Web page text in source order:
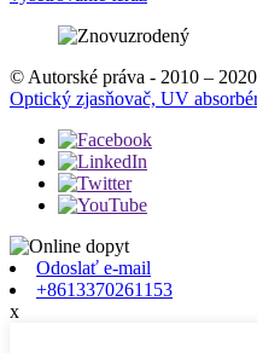
© Autorské práva - 2010 –
Optický zjasňovač, UV
Odoslať e-mail
+8613370261153
x